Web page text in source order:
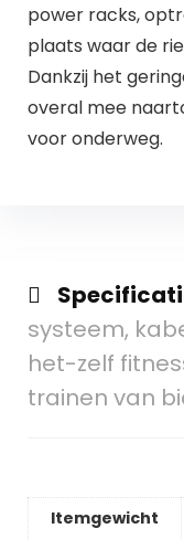
power racks,
plaats waar de
Dankzij het
overal mee
voor onderweg.
systeem,
het-zelf
trainen van
Itemgewicht